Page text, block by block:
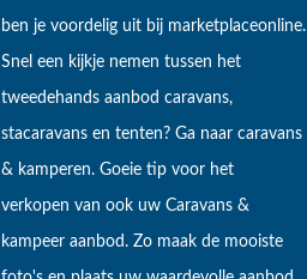
ben je voordelig uit bij marketplaceonline.
Snel een kijkje nemen tussen het
tweedehands aanbod caravans,
stacaravans en tenten? Ga naar caravans
& kamperen. Goeie tip voor het
verkopen van ook uw Caravans &
kampeer aanbod. Zo maak de mooiste